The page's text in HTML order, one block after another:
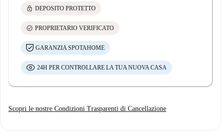
lock DEPOSITO PROTETTO
check_circle PROPRIETARIO VERIFICATO
GARANZIA SPOTAHOME
24H PER CONTROLLARE LA TUA NUOVA CASA
Scopri le nostre Condizioni Trasparenti di Cancellazione